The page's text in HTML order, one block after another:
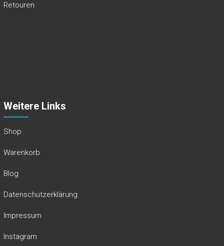
Retouren
Weitere Links
Shop
Warenkorb
Blog
Datenschutzerklärung
Impressum
Instagram